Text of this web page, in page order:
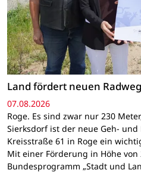
Land fördert neuen
07.08.2026
Roge. Es sind zwar nur 230
Sierksdorf ist der neue Geh-
Kreisstraße 61 in Roge ein
Mit einer Förderung in Höhe von
Bundesprogramm „Stadt und